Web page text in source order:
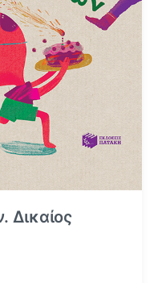
Δικαίος